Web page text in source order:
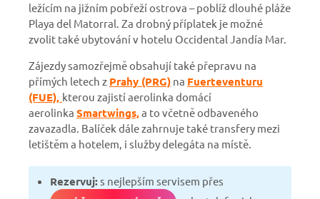
ležícím na jižním pobřeží ostrova – poblíž dlouhé pláže
Playa del Matorral. Za drobný příplatek je možné
zvolit také ubytování v hotelu Occidental Jandía Mar.
Zájezdy samozřejmě obsahují také přepravu na
přímých letech z Prahy (PRG) na Fuerteventuru
(FUE), kterou zajistí aerolinka domácí
aerolinka Smartwings,a to včetně odbaveného
zavazadla. Balíček dále zahrnuje také transfery mezi
letištěm a hotelem, i služby delegáta na místě.
Rezervuj:s nejlepším servisem přes